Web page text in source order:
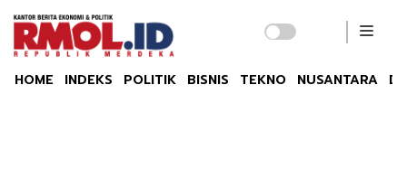
HOME INDEKS POLITIK BISNIS TEKNO NUSANTARA